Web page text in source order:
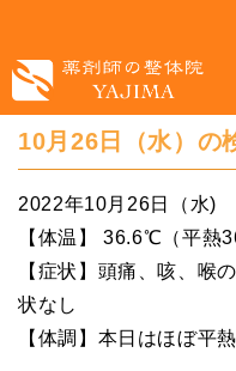
10月26日（水）の
2022年10月26日（水)
【体温】 36.6℃（平熱
【症状】頭痛、咳、喉
状なし
【体調】本日はほぼ平